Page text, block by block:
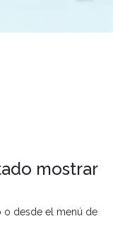
mostrar
o desde el menú de